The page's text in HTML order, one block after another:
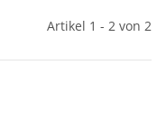
Artikel 1 - 2 von 2